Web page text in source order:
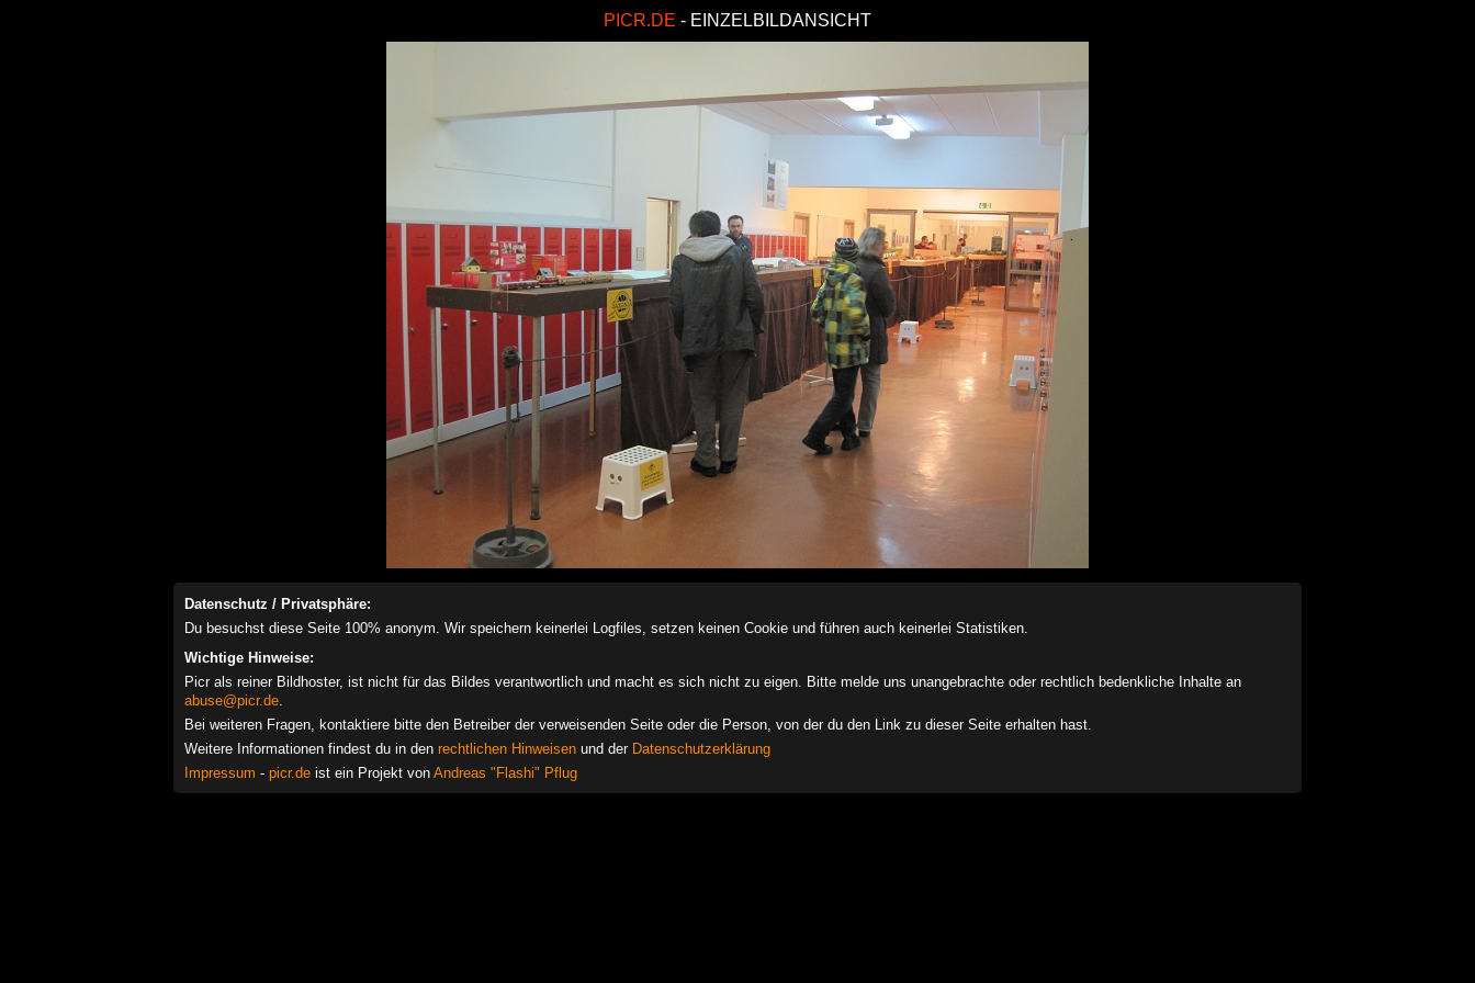
PICR.DE - EINZELBILDANSICHT
Datenschutz / Privatsphäre:
Du besuchst diese Seite 100% anonym. Wir speichern keinerlei Logfiles, setzen keinen Cookie und führen auch keinerlei Statistiken.
Wichtige Hinweise:
Picr als reiner Bildhoster, ist nicht für das Bildes verantwortlich und macht es sich nicht zu eigen. Bitte melde uns unangebrachte oder rechtlich bedenkliche Inhalte an
abuse@picr.de.
Bei weiteren Fragen, kontaktiere bitte den Betreiber der verweisenden Seite oder die Person, von der du den Link zu dieser Seite erhalten hast.
Weitere Informationen findest du in den rechtlichen Hinweisen und der Datenschutzerklärung
Impressum - picr.de ist ein Projekt von Andreas "Flashi" Pflug